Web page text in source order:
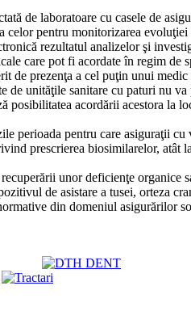
de laboratoare cu casele de
celor pentru monitorizarea
rezultatul analizelor şi
care pot fi acordate în regim
de prezenţa a cel puţin unui medic
de unităţile sanitare cu paturi nu
acordării acestora la
perioada pentru care asiguraţii
prescrierea biosimilarelor,
unor deficienţe
de asistare a tusei, orteza
din domeniul asigurărilor